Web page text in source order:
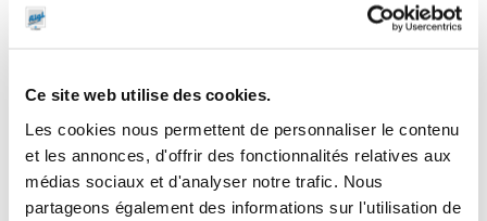
Ce site web utilise des cookies.
Les cookies nous permettent de personnaliser le contenu
et les annonces, d'offrir des fonctionnalités relatives aux
médias sociaux et d'analyser notre trafic. Nous
partageons également des informations sur l'utilisation de
Raccord de connexion
Joints
NBR
Gamme tarifaire
Equipements d'atelier